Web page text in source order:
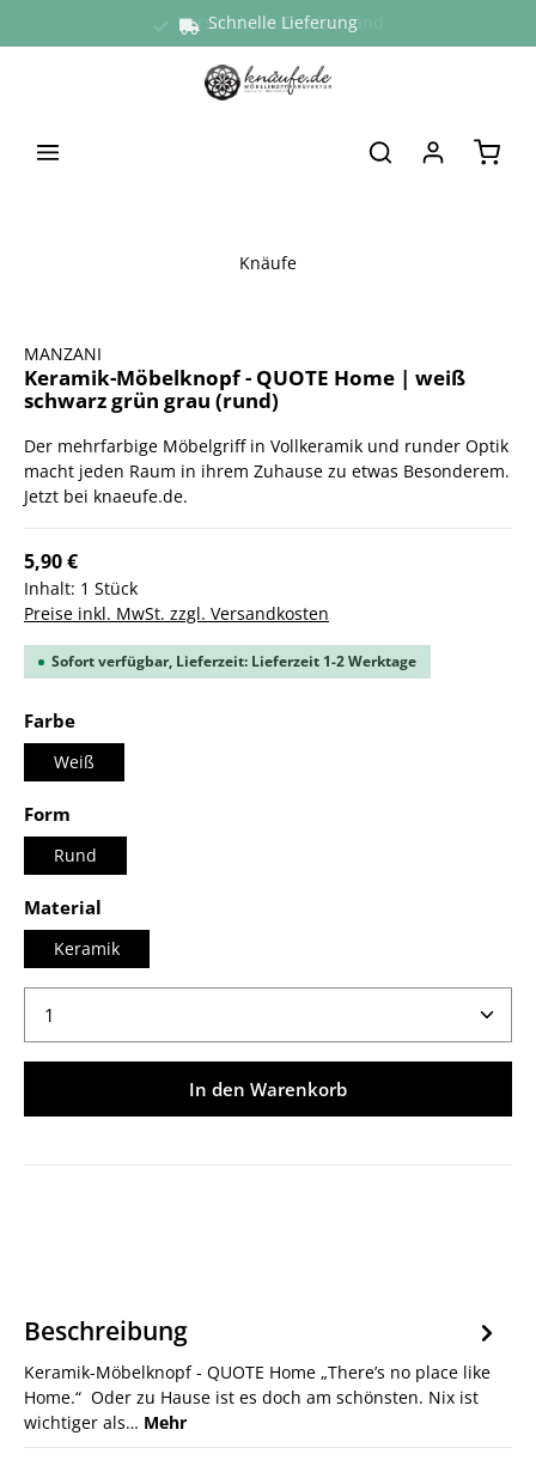
Schnelle Lieferung
Versand aus Deutschland
Knäufe
MANZANI
Keramik-Möbelknopf - QUOTE Home | weiß
schwarz grün grau (rund)
Der mehrfarbige Möbelgriff in Vollkeramik und runder Optik
macht jeden Raum in ihrem Zuhause zu etwas Besonderem.
Jetzt bei knaeufe.de.
5,90 €
Inhalt: 1 Stück
Preise inkl. MwSt. zzgl. Versandkosten
Sofort verfügbar, Lieferzeit: Lieferzeit 1-2 Werktage
Farbeauswählen
Weiß
Form
Rund
Material
Keramik
Produkt Anzahl: Gib den gewünschten Wert ein
In den Warenkorb
Beschreibung
Keramik-Möbelknopf - QUOTE Home „There’s no place like
Home.“ Oder zu Hause ist es doch am schönsten. Nix ist
wichtiger als… Mehr